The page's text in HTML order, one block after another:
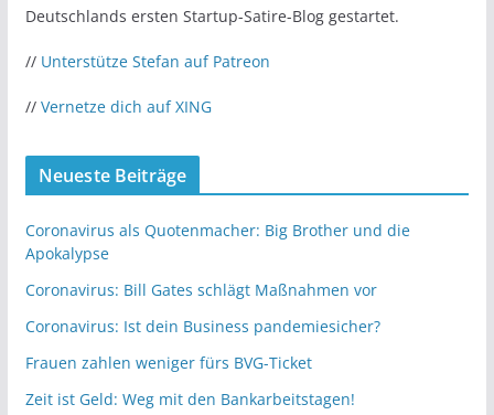
Deutschlands ersten Startup-Satire-Blog gestartet.
// Unterstütze Stefan auf Patreon
// Vernetze dich auf XING
Neueste Beiträge
Coronavirus als Quotenmacher: Big Brother und die
Apokalypse
Coronavirus: Bill Gates schlägt Maßnahmen vor
Coronavirus: Ist dein Business pandemiesicher?
Frauen zahlen weniger fürs BVG-Ticket
Zeit ist Geld: Weg mit den Bankarbeitstagen!